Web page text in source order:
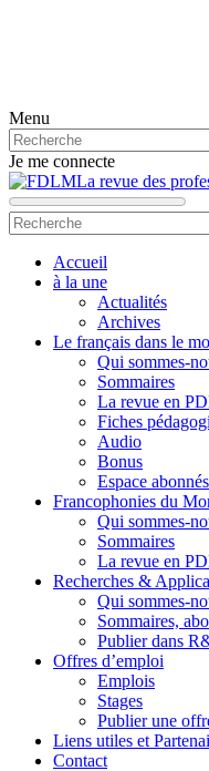
Menu
Je me connecte
La revue des
Accueil
à la une
Actualités
Archives
Le français dans le
Qui sommes-
Sommaires
La revue en
Fiches
Audio
Bonus
Espace abonnés
Francophonies du
Qui sommes-
Sommaires
La revue en
Recherches &
Qui sommes-
Sommaires,
Publier dans
Offres d’emploi
Emplois
Stages
Publier une
Liens utiles et
Contact